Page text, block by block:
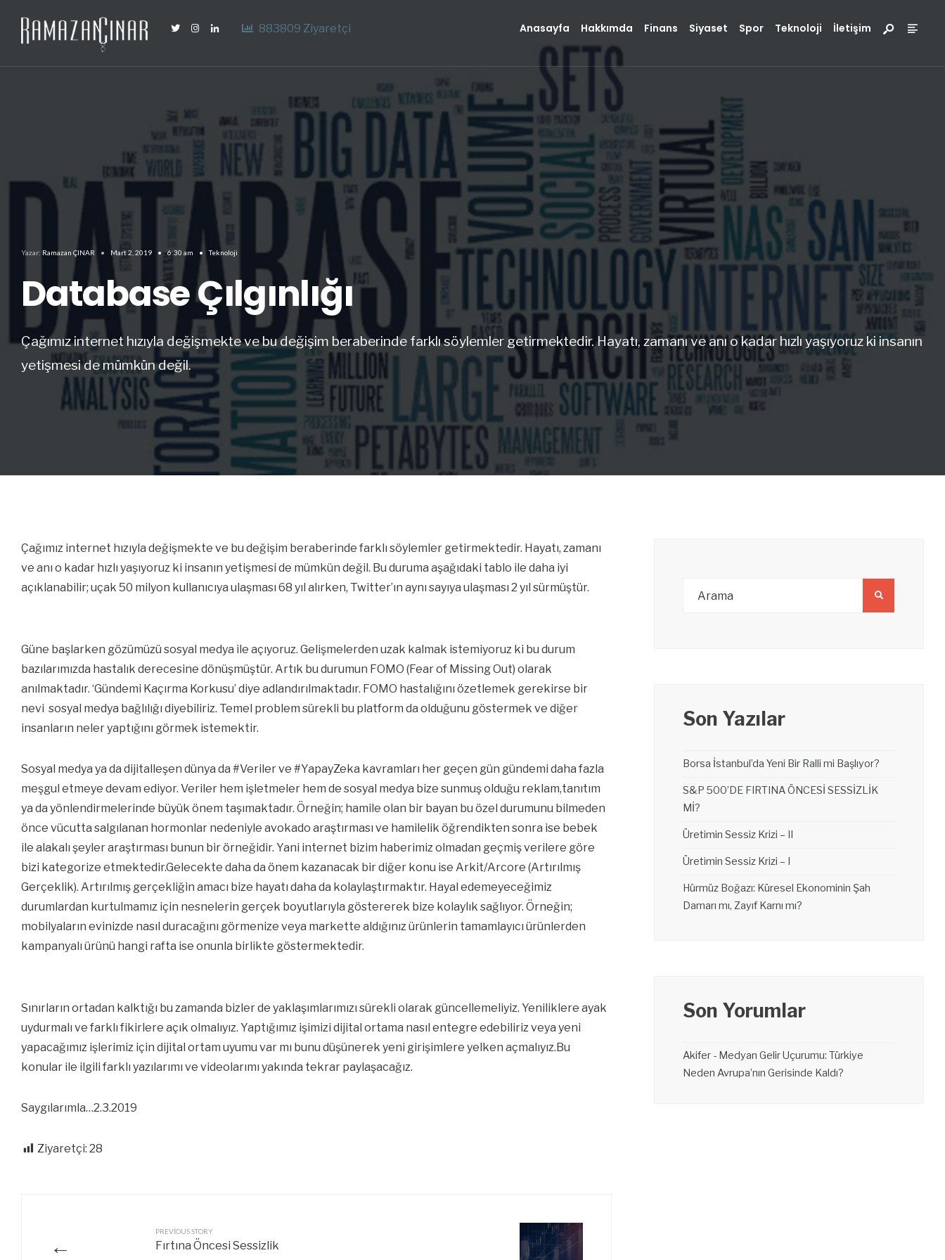
883809 Ziyaretçi Anasayfa Hakkımda Finans Siyaset Spor Teknoloji İletişim
Yazar: Ramazan ÇINAR • Mart 2, 2019 • 6:30 am • Teknoloji
Database Çılgınlığı
Çağımız internet hızıyla değişmekte ve bu değişim beraberinde farklı söylemler getirmektedir. Hayatı, zamanı ve anı o kadar hızlı yaşıyoruz ki insanın
yetişmesi de mümkün değil.
Çağımız internet hızıyla değişmekte ve bu değişim beraberinde farklı söylemler getirmektedir. Hayatı, zamanı
ve anı o kadar hızlı yaşıyoruz ki insanın yetişmesi de mümkün değil. Bu duruma aşağıdaki tablo ile daha iyi
açıklanabilir; uçak 50 milyon kullanıcıya ulaşması 68 yıl alırken, Twitter’ın aynı sayıya ulaşması 2 yıl sürmüştür.
Güne başlarken gözümüzü sosyal medya ile açıyoruz. Gelişmelerden uzak kalmak istemiyoruz ki bu durum
bazılarımızda hastalık derecesine dönüşmüştür. Artık bu durumun FOMO (Fear of Missing Out) olarak
anılmaktadır. ‘Gündemi Kaçırma Korkusu’ diye adlandırılmaktadır. FOMO hastalığını özetlemek gerekirse bir
nevi sosyal medya bağlılığı diyebiliriz. Temel problem sürekli bu platform da olduğunu göstermek ve diğer
insanların neler yaptığını görmek istemektir.
Sosyal medya ya da dijitalleşen dünya da #Veriler ve #YapayZeka kavramları her geçen gün gündemi daha fazla
meşgul etmeye devam ediyor. Veriler hem işletmeler hem de sosyal medya bize sunmuş olduğu reklam,tanıtım
ya da yönlendirmelerinde büyük önem taşımaktadır. Örneğin; hamile olan bir bayan bu özel durumunu bilmeden
önce vücutta salgılanan hormonlar nedeniyle avokado araştırması ve hamilelik öğrendikten sonra ise bebek
ile alakalı şeyler araştırması bunun bir örneğidir. Yani internet bizim haberimiz olmadan geçmiş verilere göre
bizi kategorize etmektedir.Gelecekte daha da önem kazanacak bir diğer konu ise Arkit/Arcore (Artırılmış
Gerçeklik). Artırılmış gerçekliğin amacı bize hayatı daha da kolaylaştırmaktır. Hayal edemeyeceğimiz
durumlardan kurtulmamız için nesnelerin gerçek boyutlarıyla göstererek bize kolaylık sağlıyor. Örneğin;
mobilyaların evinizde nasıl duracağını görmenize veya markette aldığınız ürünlerin tamamlayıcı ürünlerden
kampanyalı ürünü hangi rafta ise onunla birlikte göstermektedir.
Sınırların ortadan kalktığı bu zamanda bizler de yaklaşımlarımızı sürekli olarak güncellemeliyiz. Yeniliklere ayak
uydurmalı ve farklı fikirlere açık olmalıyız. Yaptığımız işimizi dijital ortama nasıl entegre edebiliriz veya yeni
yapacağımız işlerimiz için dijital ortam uyumu var mı bunu düşünerek yeni girişimlere yelken açmalıyız.Bu
konular ile ilgili farklı yazılarımı ve videolarımı yakında tekrar paylaşacağız.
Saygılarımla…2.3.2019
Ziyaretçi: 28
←
PREVIOUS STORY
Fırtına Öncesi Sessizlik
Son Yazılar
Borsa İstanbul’da Yeni Bir Ralli mi Başlıyor?
S&P 500’DE FIRTINA ÖNCESİ SESSİZLİK
Mİ?
Üretimin Sessiz Krizi – II
Üretimin Sessiz Krizi – I
Hürmüz Boğazı: Küresel Ekonominin Şah
Damarı mı, Zayıf Karnı mı?
Son Yorumlar
Akifer - Medyan Gelir Uçurumu: Türkiye
Neden Avrupa’nın Gerisinde Kaldı?